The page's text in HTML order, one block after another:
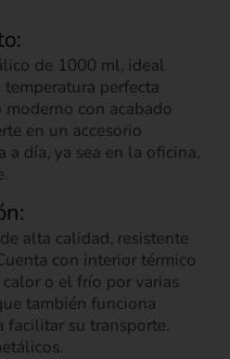
de 1000 ml, ideal
perfecta
con acabado
en un accesorio
día, ya sea en la oficina,
alta calidad, resistente
con interior térmico
o el frío por varias
también funciona
facilitar su transporte.